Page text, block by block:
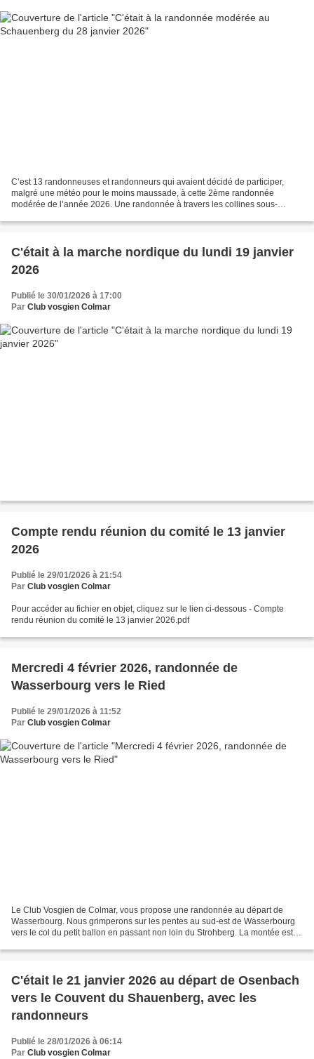
C’est 13 randonneuses et randonneurs qui avaient décidé de participer,
malgré une météo pour le moins maussade, à cette 2ème randonnée
modérée de l’année 2026. Une randonnée à travers les collines sous-
C'était à la marche nordique du lundi 19 janvier
2026
Publié le 30/01/2026 à 17:00
Par Club vosgien Colmar
Compte rendu réunion du comité le 13 janvier
2026
Publié le 29/01/2026 à 21:54
Par Club vosgien Colmar
Pour accéder au fichier en objet, cliquez sur le lien ci-dessous - Compte
rendu réunion du comité le 13 janvier 2026.pdf
Mercredi 4 février 2026, randonnée de
Wasserbourg vers le Ried
Publié le 29/01/2026 à 11:52
Par Club vosgien Colmar
Le Club Vosgien de Colmar, vous propose une randonnée au départ de
Wasserbourg. Nous grimperons sur les pentes au sud-est de Wasserbourg
vers le col du petit ballon en passant non loin du Strohberg. La montée est
C'était le 21 janvier 2026 au départ de Osenbach
vers le Couvent du Shauenberg, avec les
randonneurs
Publié le 28/01/2026 à 06:14
Par Club vosgien Colmar